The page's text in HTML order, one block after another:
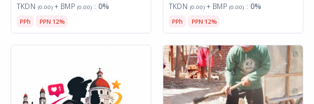
TKDN (0.00) + BMP (0.00) : 0%
PPh PPN 12%
TKDN (0.00) + BMP (0.00) : 0%
PPh PPN 12%